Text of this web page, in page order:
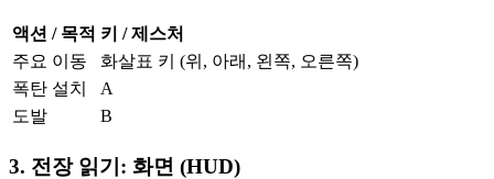
액션 / 목적 키 / 제스처
주요 이동
화살표 키 (위, 아래, 왼쪽, 오른쪽)
폭탄 설치
A
도발
B
3. 전장 읽기: 화면 (HUD)